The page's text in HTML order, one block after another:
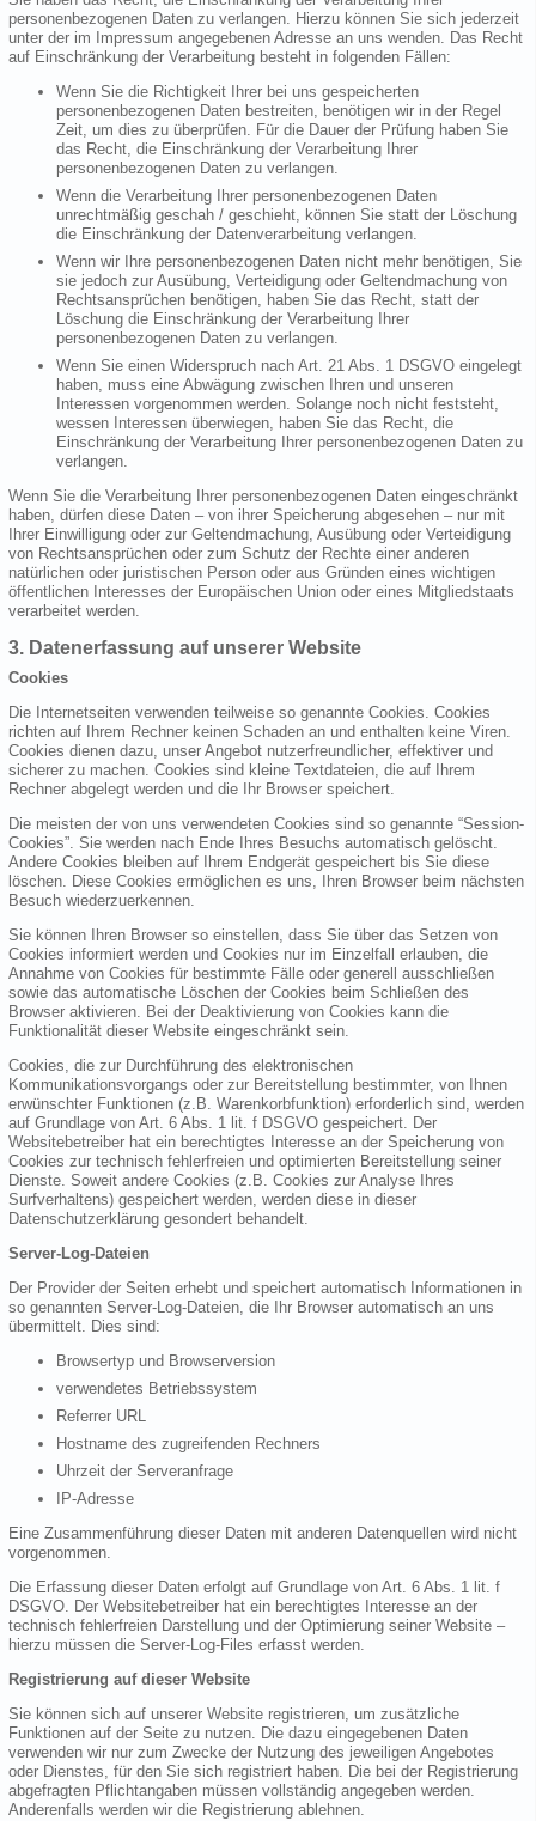
personenbezogenen Daten zu verlangen. Hierzu können Sie sich jederzeit
unter der im Impressum angegebenen Adresse an uns wenden. Das Recht
auf Einschränkung der Verarbeitung besteht in folgenden Fällen:
Wenn Sie die Richtigkeit Ihrer bei uns gespeicherten
personenbezogenen Daten bestreiten, benötigen wir in der Regel
Zeit, um dies zu überprüfen. Für die Dauer der Prüfung haben Sie
das Recht, die Einschränkung der Verarbeitung Ihrer
personenbezogenen Daten zu verlangen.
Wenn die Verarbeitung Ihrer personenbezogenen Daten
unrechtmäßig geschah / geschieht, können Sie statt der Löschung
die Einschränkung der Datenverarbeitung verlangen.
Wenn wir Ihre personenbezogenen Daten nicht mehr benötigen, Sie
sie jedoch zur Ausübung, Verteidigung oder Geltendmachung von
Rechtsansprüchen benötigen, haben Sie das Recht, statt der
Löschung die Einschränkung der Verarbeitung Ihrer
personenbezogenen Daten zu verlangen.
Wenn Sie einen Widerspruch nach Art. 21 Abs. 1 DSGVO eingelegt
haben, muss eine Abwägung zwischen Ihren und unseren
Interessen vorgenommen werden. Solange noch nicht feststeht,
wessen Interessen überwiegen, haben Sie das Recht, die
Einschränkung der Verarbeitung Ihrer personenbezogenen Daten zu
verlangen.
Wenn Sie die Verarbeitung Ihrer personenbezogenen Daten eingeschränkt
haben, dürfen diese Daten – von ihrer Speicherung abgesehen – nur mit
Ihrer Einwilligung oder zur Geltendmachung, Ausübung oder Verteidigung
von Rechtsansprüchen oder zum Schutz der Rechte einer anderen
natürlichen oder juristischen Person oder aus Gründen eines wichtigen
öffentlichen Interesses der Europäischen Union oder eines Mitgliedstaats
verarbeitet werden.
3. Datenerfassung auf unserer Website
Cookies
Die Internetseiten verwenden teilweise so genannte Cookies. Cookies
richten auf Ihrem Rechner keinen Schaden an und enthalten keine Viren.
Cookies dienen dazu, unser Angebot nutzerfreundlicher, effektiver und
sicherer zu machen. Cookies sind kleine Textdateien, die auf Ihrem
Rechner abgelegt werden und die Ihr Browser speichert.
Die meisten der von uns verwendeten Cookies sind so genannte “Session-
Cookies”. Sie werden nach Ende Ihres Besuchs automatisch gelöscht.
Andere Cookies bleiben auf Ihrem Endgerät gespeichert bis Sie diese
löschen. Diese Cookies ermöglichen es uns, Ihren Browser beim nächsten
Besuch wiederzuerkennen.
Sie können Ihren Browser so einstellen, dass Sie über das Setzen von
Cookies informiert werden und Cookies nur im Einzelfall erlauben, die
Annahme von Cookies für bestimmte Fälle oder generell ausschließen
sowie das automatische Löschen der Cookies beim Schließen des
Browser aktivieren. Bei der Deaktivierung von Cookies kann die
Funktionalität dieser Website eingeschränkt sein.
Cookies, die zur Durchführung des elektronischen
Kommunikationsvorgangs oder zur Bereitstellung bestimmter, von Ihnen
erwünschter Funktionen (z.B. Warenkorbfunktion) erforderlich sind, werden
auf Grundlage von Art. 6 Abs. 1 lit. f DSGVO gespeichert. Der
Websitebetreiber hat ein berechtigtes Interesse an der Speicherung von
Cookies zur technisch fehlerfreien und optimierten Bereitstellung seiner
Dienste. Soweit andere Cookies (z.B. Cookies zur Analyse Ihres
Surfverhaltens) gespeichert werden, werden diese in dieser
Datenschutzerklärung gesondert behandelt.
Server-Log-Dateien
Der Provider der Seiten erhebt und speichert automatisch Informationen in
so genannten Server-Log-Dateien, die Ihr Browser automatisch an uns
übermittelt. Dies sind:
Browsertyp und Browserversion
verwendetes Betriebssystem
Referrer URL
Hostname des zugreifenden Rechners
Uhrzeit der Serveranfrage
IP-Adresse
Eine Zusammenführung dieser Daten mit anderen Datenquellen wird nicht
vorgenommen.
Die Erfassung dieser Daten erfolgt auf Grundlage von Art. 6 Abs. 1 lit. f
DSGVO. Der Websitebetreiber hat ein berechtigtes Interesse an der
technisch fehlerfreien Darstellung und der Optimierung seiner Website –
hierzu müssen die Server-Log-Files erfasst werden.
Registrierung auf dieser Website
Sie können sich auf unserer Website registrieren, um zusätzliche
Funktionen auf der Seite zu nutzen. Die dazu eingegebenen Daten
verwenden wir nur zum Zwecke der Nutzung des jeweiligen Angebotes
oder Dienstes, für den Sie sich registriert haben. Die bei der Registrierung
abgefragten Pflichtangaben müssen vollständig angegeben werden.
Anderenfalls werden wir die Registrierung ablehnen.